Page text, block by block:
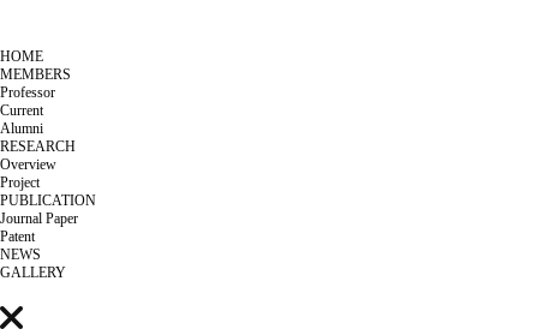
HOME
MEMBERS
Professor
Current
Alumni
RESEARCH
Overview
Project
PUBLICATION
Journal Paper
Patent
NEWS
GALLERY